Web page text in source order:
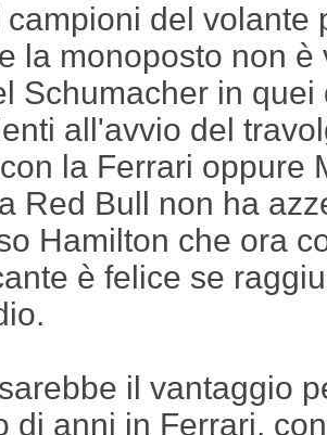
campioni del volante
la monoposto non è
Schumacher in quei
all'avvio del
la Ferrari oppure
Red Bull non ha
Hamilton che ora
è felice se
il vantaggio
di anni in Ferrari,